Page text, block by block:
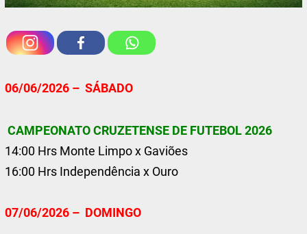
06/06/2026 – SÁBADO
CAMPEONATO CRUZETENSE DE FUTEBOL 2026
14:00 Hrs Monte Limpo x Gaviões
16:00 Hrs Independência x Ouro
07/06/2026 – DOMINGO